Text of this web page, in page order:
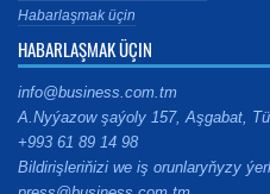
Habarlaşmak üçin
HABARLAŞMAK ÜÇIN
info@business.com.tm
A.Nyýazow şaýoly 157, Aşgabat,
+993 61 89 14 98
Bildirişleriňizi we iş orunlaryňyzy